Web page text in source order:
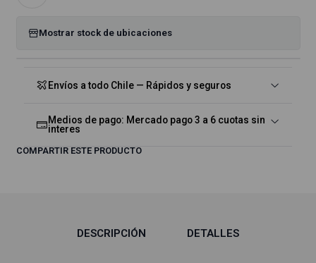
Mostrar stock de ubicaciones
Envíos a todo Chile — Rápidos y seguros
Medios de pago: Mercado pago 3 a 6 cuotas sin
interes
COMPARTIR ESTE PRODUCTO
DESCRIPCIÓN DETALLES